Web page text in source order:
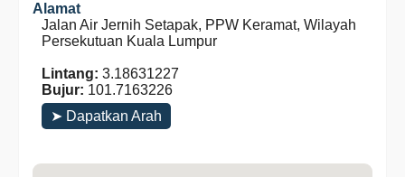
Alamat
Jalan Air Jernih Setapak, PPW Keramat, Wilayah
Persekutuan Kuala Lumpur
Lintang: 3.18631227
Bujur: 101.7163226
➤ Dapatkan Arah